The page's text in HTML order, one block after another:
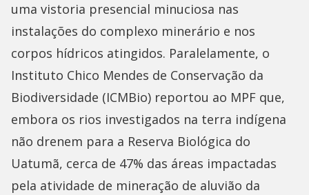
uma vistoria presencial minuciosa nas
instalações do complexo minerário e nos
corpos hídricos atingidos. Paralelamente, o
Instituto Chico Mendes de Conservação da
Biodiversidade (ICMBio) reportou ao MPF que,
embora os rios investigados na terra indígena
não drenem para a Reserva Biológica do
Uatumã, cerca de 47% das áreas impactadas
pela atividade de mineração de aluvião da